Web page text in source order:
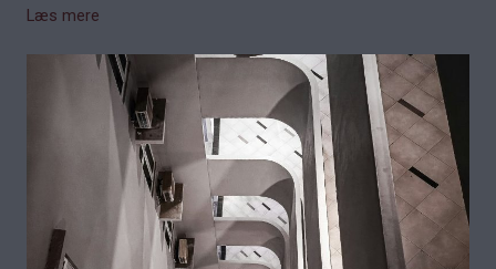
Læs mere